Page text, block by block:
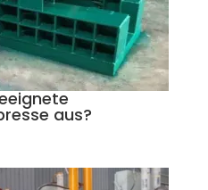
aus?